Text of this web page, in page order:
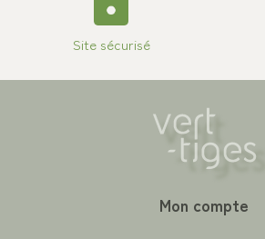
Site sécurisé
Mon compte